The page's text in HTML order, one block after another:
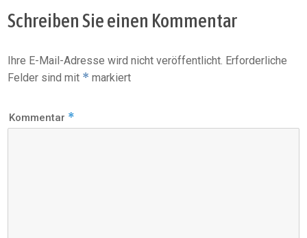
Schreiben Sie einen Kommentar
Ihre E-Mail-Adresse wird nicht veröffentlicht. Erforderliche
Felder sind mit * markiert
Kommentar *